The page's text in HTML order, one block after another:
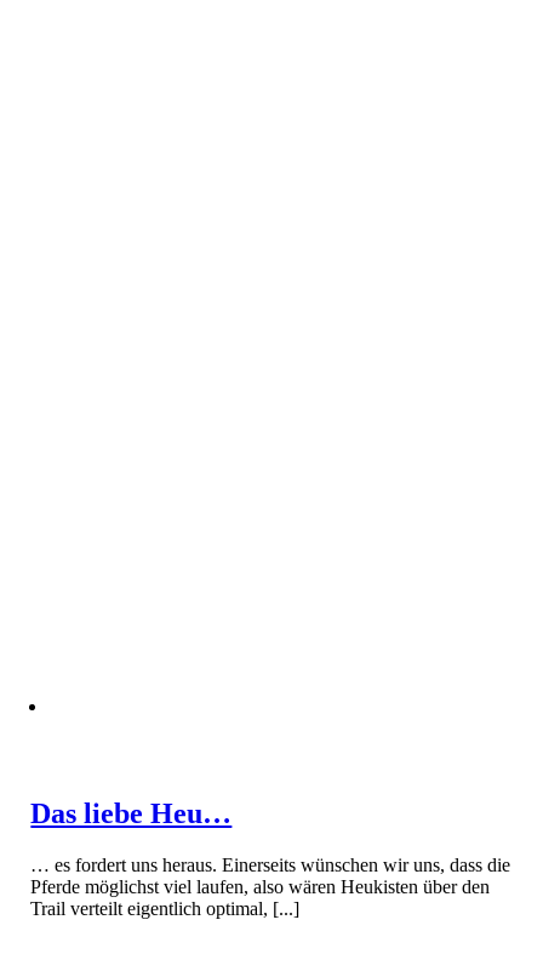
Das liebe Heu…
… es fordert uns heraus. Einerseits wünschen wir uns, dass die
Pferde möglichst viel laufen, also wären Heukisten über den
Trail verteilt eigentlich optimal, [...]